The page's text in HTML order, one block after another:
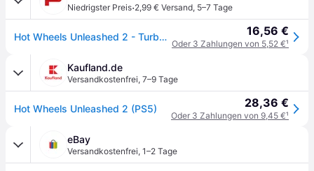
Niedrigster Preis·2,99 € Versand, 5–7 Tage
Hot Wheels Unleashed 2 - Turbocharged (Day One Edition) - Microsoft Xbox One - Rennspiel - PEGI 3 16,56 €
Oder 3 Zahlungen von 5,52 €¹
Kaufland.de
Versandkostenfrei, 7–9 Tage
Hot Wheels Unleashed 2 (PS5) 28,36 €
Oder 3 Zahlungen von 9,45 €¹
eBay
Versandkostenfrei, 1–2 Tage